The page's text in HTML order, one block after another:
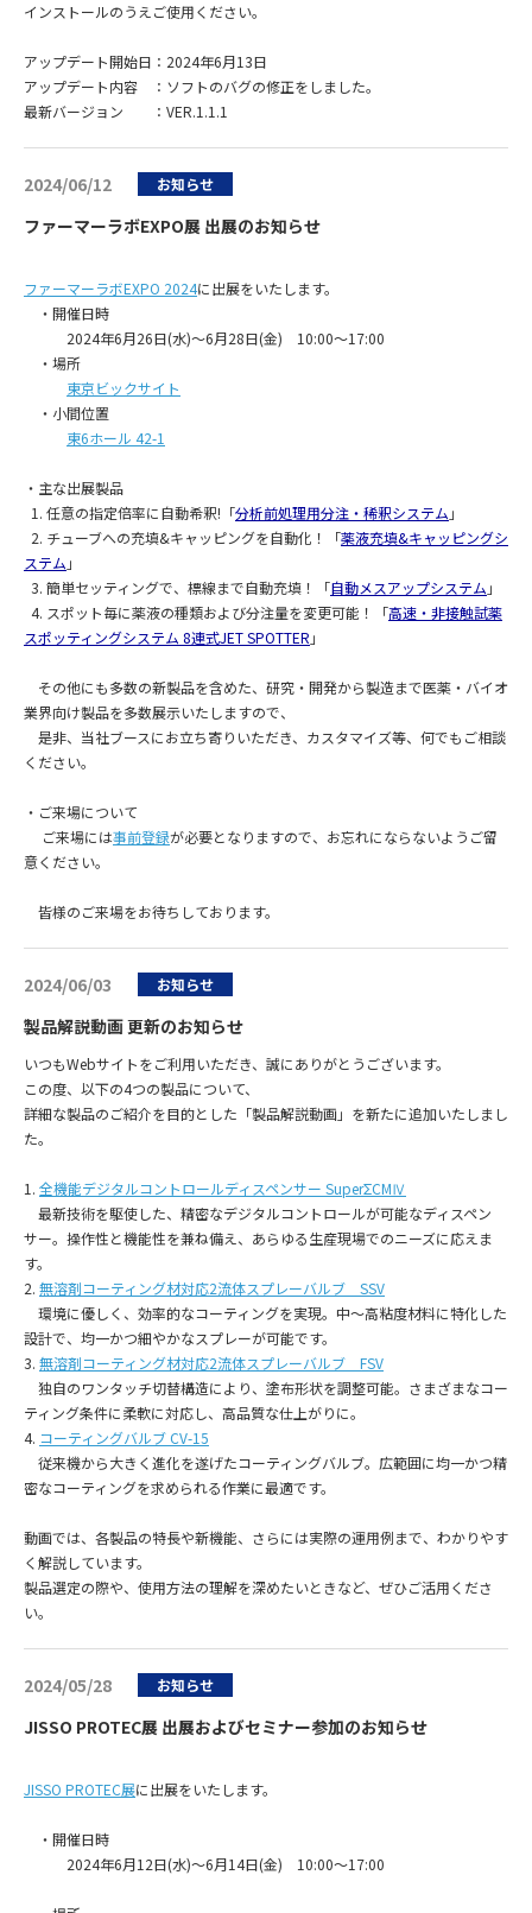
インストールのうえご使用ください。
アップデート開始日：2024年6月13日
アップデート内容 ：ソフトのバグの修正をしました。
最新バージョン ：VER.1.1.1
2024/06/12 お知らせ
ファーマーラボEXPO展 出展のお知らせ
ファーマーラボEXPO 2024に出展をいたします。
・開催日時
2024年6月26日(水)～6月28日(金) 10:00～17:00
・場所
東京ビックサイト
・小間位置
東6ホール 42-1
・主な出展製品
1. 任意の指定倍率に自動希釈!「分析前処理用分注・稀釈システム 」
2. チューブへの充填&キャッピングを自動化！「薬液充填&キャッピングシ
ステム 」
3. 簡単セッティングで、標線まで自動充填！「自動メスアップシステム 」
4. スポット毎に薬液の種類および分注量を変更可能！「高速・非接触試薬
スポッティングシステム 8連式JET SPOTTER 」
その他にも多数の新製品を含めた、研究・開発から製造まで医薬・バイオ
業界向け製品を多数展示いたしますので、
是非、当社ブースにお立ち寄りいただき、カスタマイズ等、何でもご相談
ください。
・ご来場について
ご来場には事前登録が必要となりますので、お忘れにならないようご留
意ください。
皆様のご来場をお待ちしております。
2024/06/03 お知らせ
製品解説動画 更新のお知らせ
いつもWebサイトをご利用いただき、誠にありがとうございます。
この度、以下の4つの製品について、
詳細な製品のご紹介を目的とした「製品解説動画」を新たに追加いたしまし
た。
1. 全機能デジタルコントロールディスペンサー SuperΣCMⅣ
最新技術を駆使した、精密なデジタルコントロールが可能なディスペン
サー。操作性と機能性を兼ね備え、あらゆる生産現場でのニーズに応えま
す。
2. 無溶剤コーティング材対応2流体スプレーバルブ SSV
環境に優しく、効率的なコーティングを実現。中～高粘度材料に特化した
設計で、均一かつ細やかなスプレーが可能です。
3. 無溶剤コーティング材対応2流体スプレーバルブ FSV
独自のワンタッチ切替構造により、塗布形状を調整可能。さまざまなコー
ティング条件に柔軟に対応し、高品質な仕上がりに。
4. コーティングバルブ CV-15
従来機から大きく進化を遂げたコーティングバルブ。広範囲に均一かつ精
密なコーティングを求められる作業に最適です。
動画では、各製品の特長や新機能、さらには実際の運用例まで、わかりやす
く解説しています。
製品選定の際や、使用方法の理解を深めたいときなど、ぜひご活用くださ
い。
2024/05/28 お知らせ
JISSO PROTEC展 出展およびセミナー参加のお知らせ
JISSO PROTEC展に出展をいたします。
・開催日時
2024年6月12日(水)～6月14日(金) 10:00～17:00